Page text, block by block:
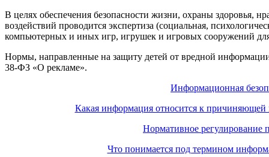
В целях обеспечения безопасности жизни, охраны здоровья,
воздействий проводится экспертиза (социальная,
компьютерных и иных игр, игрушек и игровых сооружений
Нормы, направленные на защиту детей от вредной
38-ФЗ «О рекламе».
Информационная
Какая информация относится к причиняющей
Нормативное регулирование
Что понимается под термином